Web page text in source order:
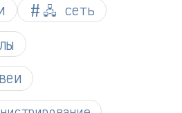
🖧 сеть